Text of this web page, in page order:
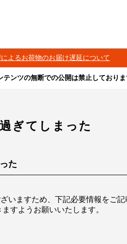
よるお荷物のお届け遅延について
ンツの無断での公開は禁止しており
ぎてしまった
た
いますため、下記必要情報をご
すようお願いいたします。